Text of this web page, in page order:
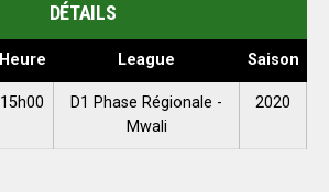
DÉTAILS
Heure League Saison
15h00
D1 Phase Régionale -
Mwali
2020